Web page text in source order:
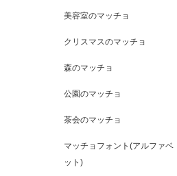
美容室のマッチョ
クリスマスのマッチョ
森のマッチョ
公園のマッチョ
茶会のマッチョ
マッチョフォント(アルファベ
ット)